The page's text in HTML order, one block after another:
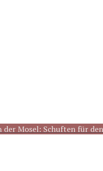
der Mosel: Schuften für